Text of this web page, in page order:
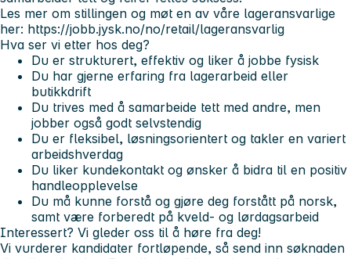
Les mer om stillingen og møt en av våre lageransvarlige
her: https://jobb.jysk.no/no/retail/lageransvarlig
Hva ser vi etter hos deg?
Du er strukturert, effektiv og liker å jobbe fysisk
Du har gjerne erfaring fra lagerarbeid eller
butikkdrift
Du trives med å samarbeide tett med andre, men
jobber også godt selvstendig
Du er fleksibel, løsningsorientert og takler en variert
arbeidshverdag
Du liker kundekontakt og ønsker å bidra til en positiv
handleopplevelse
Du må kunne forstå og gjøre deg forstått på norsk,
samt være forberedt på kveld- og lørdagsarbeid
Interessert? Vi gleder oss til å høre fra deg!
Vi vurderer kandidater fortløpende, så send inn søknaden